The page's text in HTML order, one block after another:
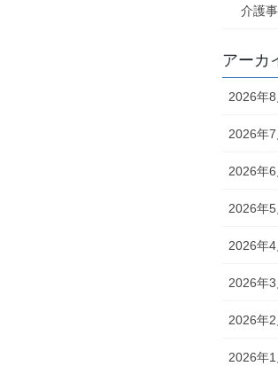
介護
アーカ
2026年8
2026年7
2026年6
2026年5
2026年4
2026年3
2026年2
2026年1